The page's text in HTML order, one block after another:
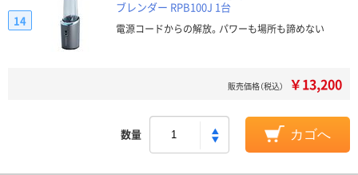
ブレンダー RPB100J 1台
電源コードからの解放。パワーも場所も諦めない
14
販売価格（税込） ￥13,200
数量 カゴへ